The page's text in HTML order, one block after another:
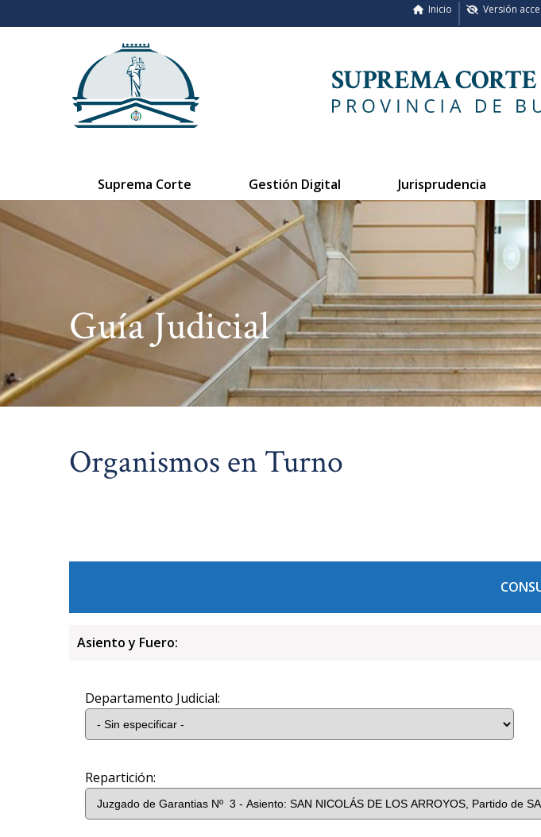
Versión
Inicio
Suprema Corte Gestión Digital Jurisprudencia
Guía Judicial
Organismos en Turno
Asiento y Fuero:
Departamento Judicial:
Repartición: